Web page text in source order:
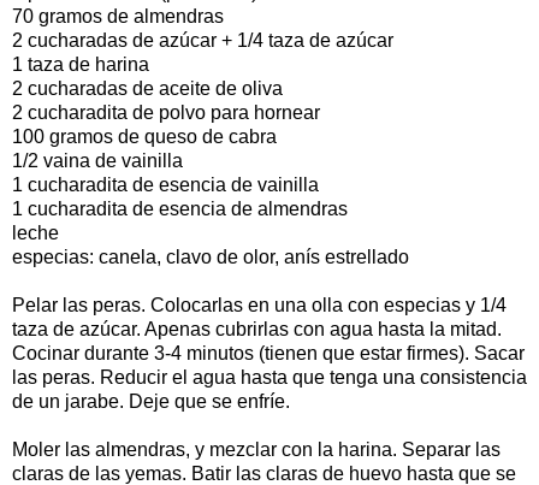
70 gramos de almendras
2 cucharadas de azúcar + 1/4 taza de azúcar
1 taza de harina
2 cucharadas de aceite de oliva
2 cucharadita de polvo para hornear
100 gramos de queso de cabra
1/2 vaina de vainilla
1 cucharadita de esencia de vainilla
1 cucharadita de esencia de almendras
leche
especias: canela, clavo de olor, anís estrellado
Pelar las peras. Colocarlas en una olla con especias y 1/4
taza de azúcar. Apenas cubrirlas con agua hasta la mitad.
Cocinar durante 3-4 minutos (tienen que estar firmes). Sacar
las peras. Reducir el agua hasta que tenga una consistencia
de un jarabe. Deje que se enfríe.
Moler las almendras, y mezclar con la harina. Separar las
claras de las yemas. Batir las claras de huevo hasta que se